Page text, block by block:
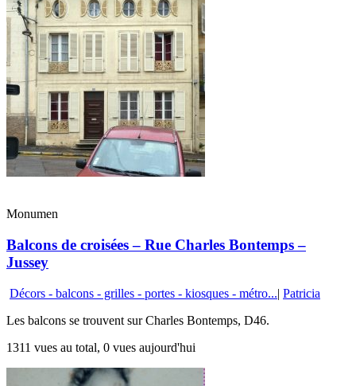
Monumen
Balcons de croisées – Rue Charles Bontemps –
Jussey
Décors - balcons - grilles - portes - kiosques - métro...| Patricia
Les balcons se trouvent sur Charles Bontemps, D46.
1311 vues au total, 0 vues aujourd'hui